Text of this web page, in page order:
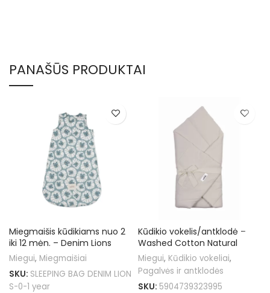
PANAŠŪS PRODUKTAI
Miegmaišis kūdikiams nuo 2
iki 12 mėn. – Denim Lions
Miegui, Miegmaišiai
SKU: SLEEPING BAG DENIM LION
S-0-1 year
Kūdikio vokelis/antklodė –
Washed Cotton Natural
Miegui, Kūdikio vokeliai,
Pagalvės ir antklodės
SKU: 5904739323995